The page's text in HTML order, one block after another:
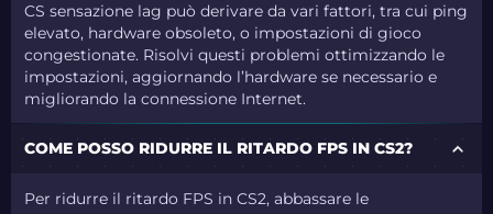
CS sensazione lag può derivare da vari fattori, tra cui ping
elevato, hardware obsoleto, o impostazioni di gioco
congestionate. Risolvi questi problemi ottimizzando le
impostazioni, aggiornando l’hardware se necessario e
migliorando la connessione Internet.
COME POSSO RIDURRE IL RITARDO FPS IN CS2?
Per ridurre il ritardo FPS in CS2, abbassare le